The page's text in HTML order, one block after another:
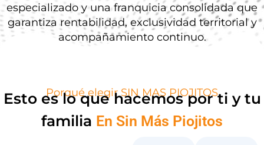
especializado y una franquicia consolidada que
garantiza rentabilidad, exclusividad territorial y
acompañamiento continuo.
Porqué elegir SIN MAS PIOJITOS
Esto es lo que hacemos por ti y tu
familia En Sin Más Piojitos